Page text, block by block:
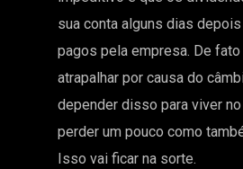
sua conta alguns dias
pagos pela empresa. De
atrapalhar por causa do
depender disso para viver
perder um pouco como
Isso vai ficar na sorte.